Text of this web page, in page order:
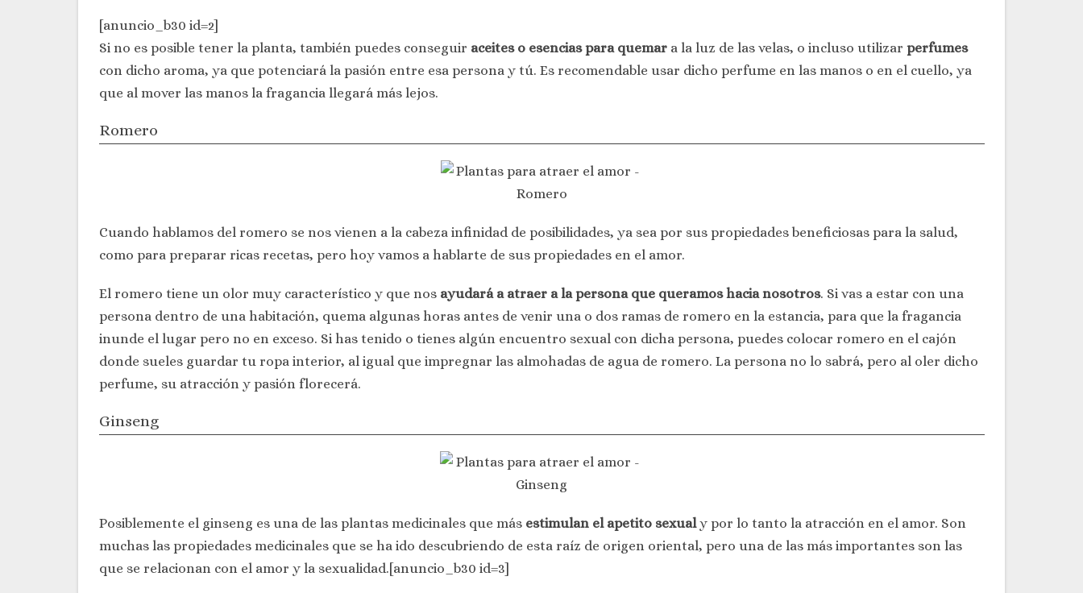
[anuncio_b30 id=2]
Si no es posible tener la planta, también puedes conseguir aceites o esencias para quemara la luz de las velas, o incluso utilizar perfumes
con dicho aroma, ya que potenciará la pasión entre esa persona y tú. Es recomendable usar dicho perfume en las manos o en el cuello, ya
que al mover las manos la fragancia llegará más lejos.
Romero
Cuando hablamos del romero se nos vienen a la cabeza infinidad de posibilidades, ya sea por sus propiedades beneficiosas para la salud,
como para preparar ricas recetas, pero hoy vamos a hablarte de sus propiedades en el amor.
El romero tiene un olor muy característico y que nos ayudará a atraer a la persona que queramos hacia nosotros. Si vas a estar con una
persona dentro de una habitación, quema algunas horas antes de venir una o dos ramas de romero en la estancia, para que la fragancia
inunde el lugar pero no en exceso. Si has tenido o tienes algún encuentro sexual con dicha persona, puedes colocar romero en el cajón
donde sueles guardar tu ropa interior, al igual que impregnar las almohadas de agua de romero. La persona no lo sabrá, pero al oler dicho
perfume, su atracción y pasión florecerá.
Ginseng
Posiblemente el ginseng es una de las plantas medicinales que más estimulan el apetito sexualy por lo tanto la atracción en el amor. Son
muchas las propiedades medicinales que se ha ido descubriendo de esta raíz de origen oriental, pero una de las más importantes son las
que se relacionan con el amor y la sexualidad.[anuncio_b30 id=3]